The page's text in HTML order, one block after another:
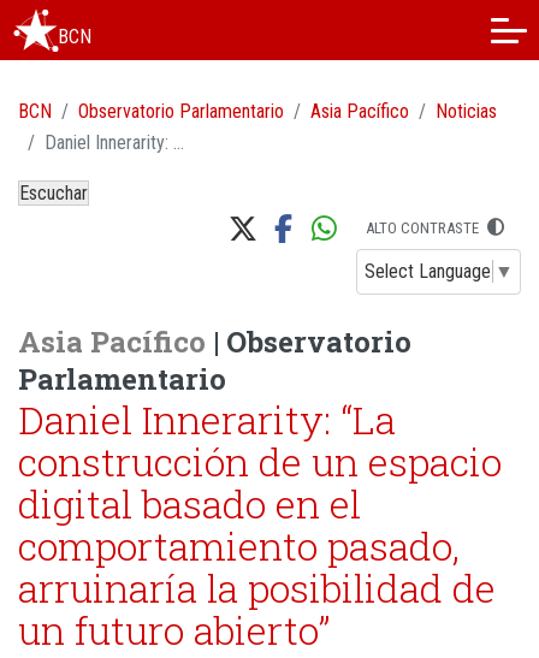
BCN
BCN Observatorio Parlamentario Asia Pacífico
Noticias
Daniel Innerarity: “La construcción de un espacio digital basado en el comportamiento pasado, arruinaría la posibilidad de un futuro abierto”
Escuchar
ALTO CONTRASTE
Select Language ▼
Asia Pacífico | Observatorio
Parlamentario
Daniel Innerarity: “La
construcción de un espacio
digital basado en el
comportamiento pasado,
arruinaría la posibilidad de
un futuro abierto”